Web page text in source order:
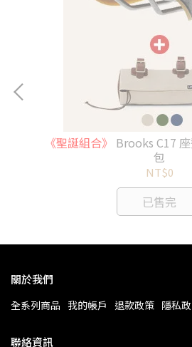
《聖誕組合》 Brooks C17 座墊 + LINUS
包
NT$0
已售完
關於我們
全系列商品 我的帳戶 退款政策 隱私
聯絡資訊